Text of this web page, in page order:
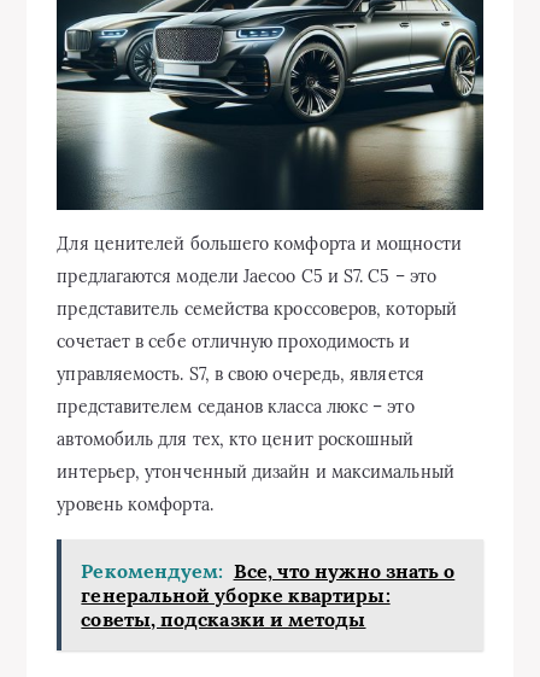
Для ценителей большего комфорта и мощности
предлагаются модели Jaecoo C5 и S7. C5 – это
представитель семейства кроссоверов, который
сочетает в себе отличную проходимость и
управляемость. S7, в свою очередь, является
представителем седанов класса люкс – это
автомобиль для тех, кто ценит роскошный
интерьер, утонченный дизайн и максимальный
уровень комфорта.
Рекомендуем: Все, что нужно знать о
генеральной уборке квартиры:
советы, подсказки и методы